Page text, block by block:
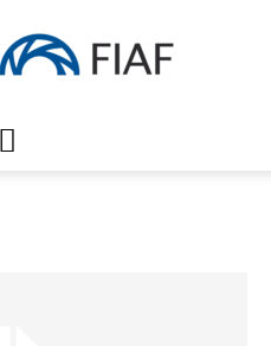
Gallerie